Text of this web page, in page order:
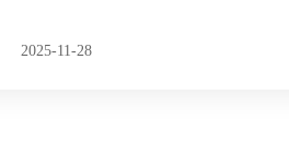
2025-11-28